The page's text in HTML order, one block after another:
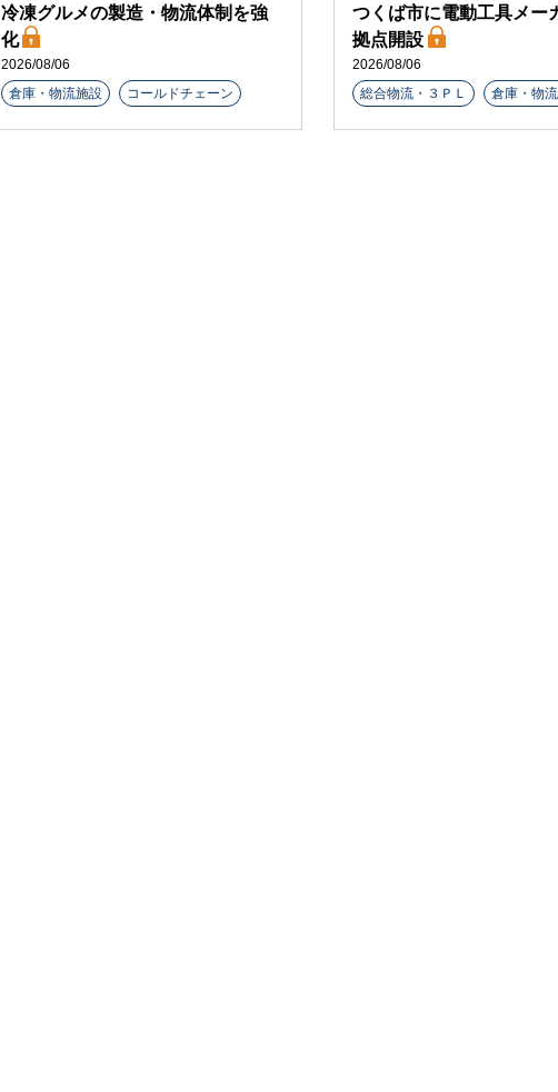
冷凍グルメの製造・物流体制を強
化
2026/08/06
倉庫・物流施設
コールドチェーン
つくば市に電動工具メー
拠点開設
2026/08/06
総合物流・３ＰＬ
倉庫・物